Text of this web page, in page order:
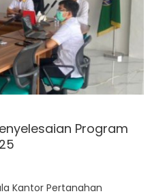
Program
Kantor Pertanahan